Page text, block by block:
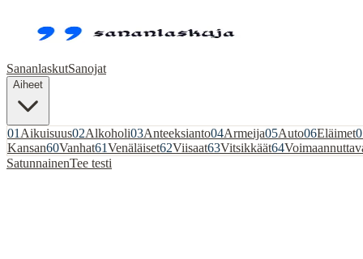
SananlaskutSanojat
Aiheet
01 Aikuisuus02Alkoholi03Anteeksianto04Armeija05Auto06Eläimet
Kansan60Vanhat61Venäläiset62Viisaat63Vitsikkäät64
SatunnainenTee testi